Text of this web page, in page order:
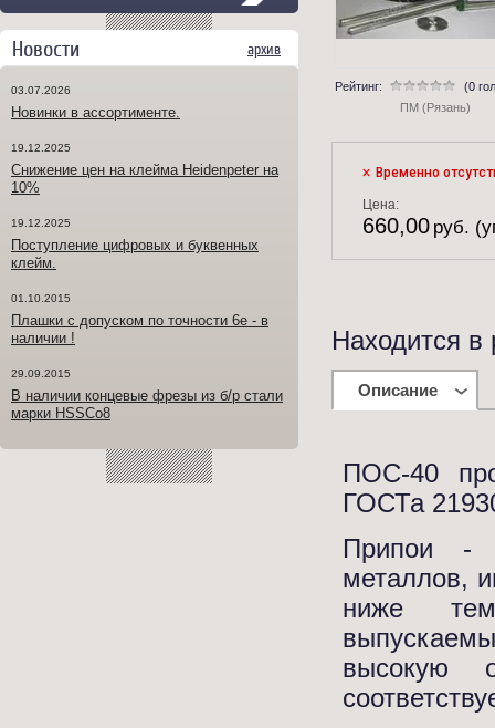
Рейтинг:
(0
ПМ (Рязань)
Временно
Цена:
660,00 руб.
Находится в
Описание
ПОС-40
ГОСТа
Припои -
металлов,
ниже
высокую
Новости архив
03.07.2026
Новинки в ассортименте.
19.12.2025
Снижение цен на клейма Heidenpeter на
10%
19.12.2025
Поступление цифровых и буквенных
клейм.
01.10.2015
Плашки с допуском по точности 6е - в
наличии !
29.09.2015
В наличии концевые фрезы из б/р стали
марки HSSCo8